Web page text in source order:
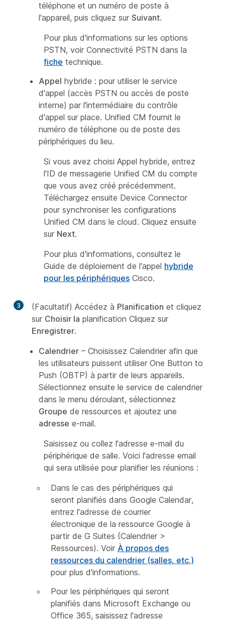
téléphone et un numéro de poste à
l'appareil, puis cliquez sur Suivant.
Pour plus d'informations sur les options
PSTN, voir Connectivité PSTN dans la
fiche technique.
Appel hybride : pour utiliser le service
d'appel (accès PSTN ou accès de poste
interne) par l'intermédiaire du contrôle
d'appel sur place. Unified CM fournit le
numéro de téléphone ou de poste des
périphériques du lieu.
Si vous avez choisi Appel hybride, entrez
l'ID de messagerie Unified CM du compte
que vous avez créé précédemment.
Téléchargez ensuite Device Connector
pour synchroniser les configurations
Unified CM dans le cloud. Cliquez ensuite
sur Next.
Pour plus d'informations, consultez le
Guide de déploiement de l'appel hybride
pour les périphériques Cisco.
3 (Facultatif) Accédez à Planification et cliquez
sur Choisir la planification Cliquez sur
Enregistrer.
Calendrier – Choisissez Calendrier afin que
les utilisateurs puissent utiliser One Button to
Push (OBTP) à partir de leurs appareils.
Sélectionnez ensuite le service de calendrier
dans le menu déroulant, sélectionnez
Groupe de ressources et ajoutez une
adresse e-mail.
Saisissez ou collez l'adresse e-mail du
périphérique de salle. Voici l'adresse email
qui sera utilisée pour planifier les réunions :
Dans le cas des périphériques qui
seront planifiés dans Google Calendar,
entrez l'adresse de courrier
électronique de la ressource Google à
partir de G Suites (Calendrier >
Ressources). Voir À propos des
ressources du calendrier (salles, etc.)
pour plus d'informations.
Pour les périphériques qui seront
planifiés dans Microsoft Exchange ou
Office 365, saisissez l'adresse